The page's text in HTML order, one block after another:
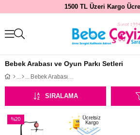
1500 TL Üzeri Kargo
Bebek Arabası ve Oyun Parkı Setleri
Bebek Arabası ve Oyun Parkı Setleri
SIRALAMA
%20
İndirim
Ücretsiz
Kargo